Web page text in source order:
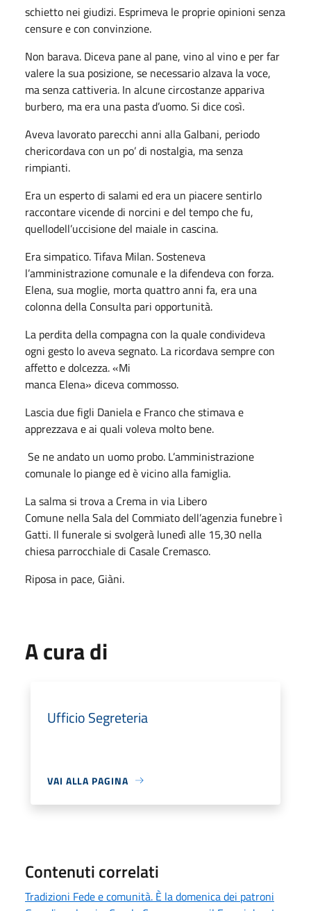
schietto nei giudizi. Esprimeva le proprie opinioni senza
censure e con convinzione.
Non barava. Diceva pane al pane, vino al vino e per far
valere la sua posizione, se necessario alzava la voce,
ma senza cattiveria. In alcune circostanze appariva
burbero, ma era una pasta d’uomo. Si dice così.
Aveva lavorato parecchi anni alla Galbani, periodo
chericordava con un po’ di nostalgia, ma senza
rimpianti.
Era un esperto di salami ed era un piacere sentirlo
raccontare vicende di norcini e del tempo che fu,
quellodell’uccisione del maiale in cascina.
Era simpatico. Tifava Milan. Sosteneva
l’amministrazione comunale e la difendeva con forza.
Elena, sua moglie, morta quattro anni fa, era una
colonna della Consulta pari opportunità.
La perdita della compagna con la quale condivideva
ogni gesto lo aveva segnato. La ricordava sempre con
affetto e dolcezza. «Mi
manca Elena» diceva commosso.
Lascia due figli Daniela e Franco che stimava e
apprezzava e ai quali voleva molto bene.
Se ne andato un uomo probo. L’amministrazione
comunale lo piange ed è vicino alla famiglia.
La salma si trova a Crema in via Libero
Comune nella Sala del Commiato dell’agenzia funebre ì
Gatti. Il funerale si svolgerà lunedì alle 15,30 nella
chiesa parrocchiale di Casale Cremasco.
Riposa in pace, Giàni.
A cura di
Ufficio Segreteria
VAI ALLA PAGINA
Contenuti correlati
Tradizioni Fede e comunità. È la domenica dei patroni